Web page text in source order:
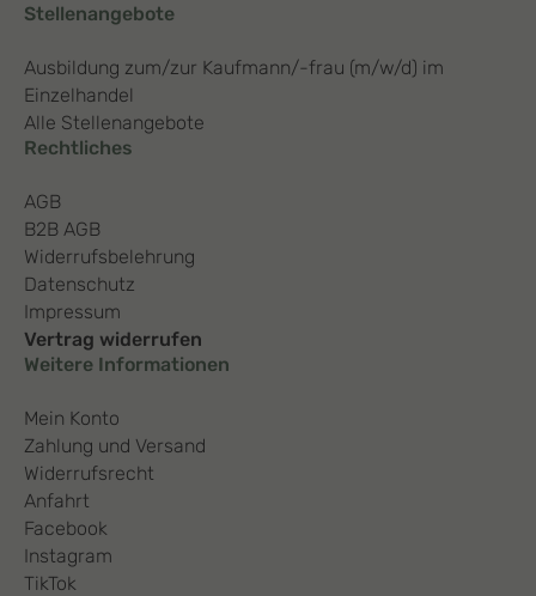
Stellenangebote
Ausbildung zum/zur Kaufmann/-frau (m/w/d) im
Einzelhandel
Alle Stellenangebote
Rechtliches
AGB
B2B AGB
Widerrufsbelehrung
Datenschutz
Impressum
Vertrag widerrufen
Weitere Informationen
Mein Konto
Zahlung und Versand
Widerrufsrecht
Anfahrt
Facebook
Instagram
TikTok